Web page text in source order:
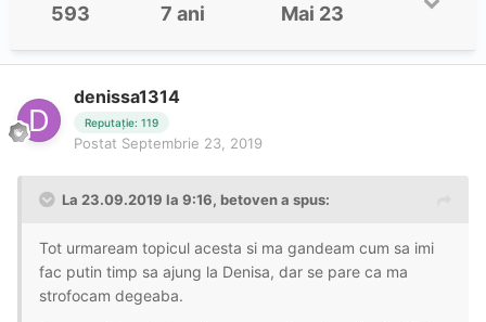
593 7 ani Mai 23
denissa1314
Reputație: 119
Postat Septembrie 23, 2019
La 23.09.2019 la 9:16, betoven a spus:
Tot urmaream topicul acesta si ma gandeam cum sa imi
fac putin timp sa ajung la Denisa, dar se pare ca ma
strofocam degeaba.